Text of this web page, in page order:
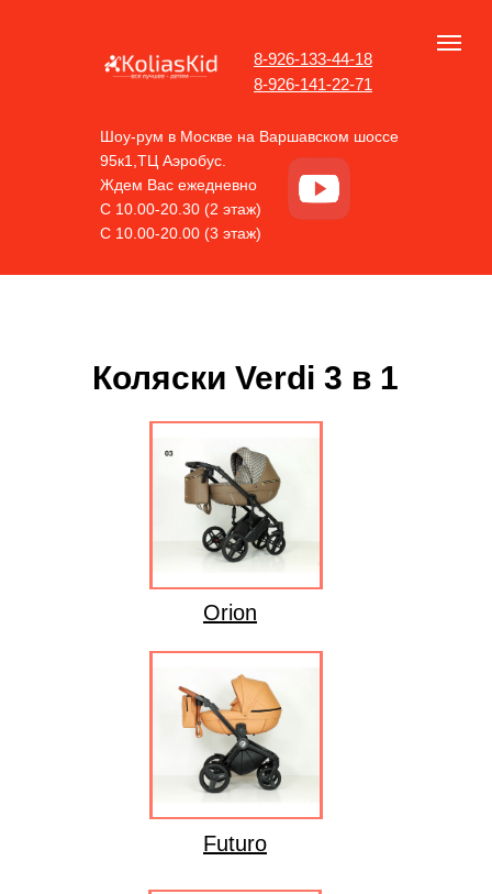
Шоу-рум в Москве на Варшавском шоссе
95к1,ТЦ Аэробус.
Ждем Вас ежедневно
С 10.00-20.30 (2 этаж)
С 10.00-20.00 (3 этаж)
8-926-141-22-71
8-926-133-44-18
Orion
Futuro
Коляски Verdi 3 в 1